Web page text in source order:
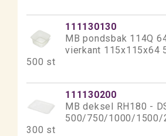
111130130
MB pondsbak 114Q
vierkant 115x115x64
500 st
111130200
MB deksel RH180 -
500/750/1000/1500/
300 st